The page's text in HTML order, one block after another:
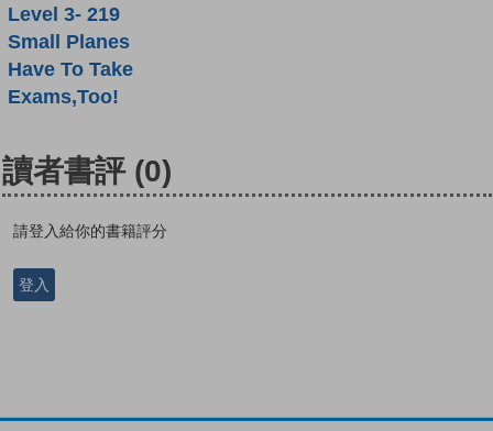
Level 3- 219
Small Planes
Have To Take
Exams,Too!
讀者書評 (0)
請登入給你的書籍評分
登入